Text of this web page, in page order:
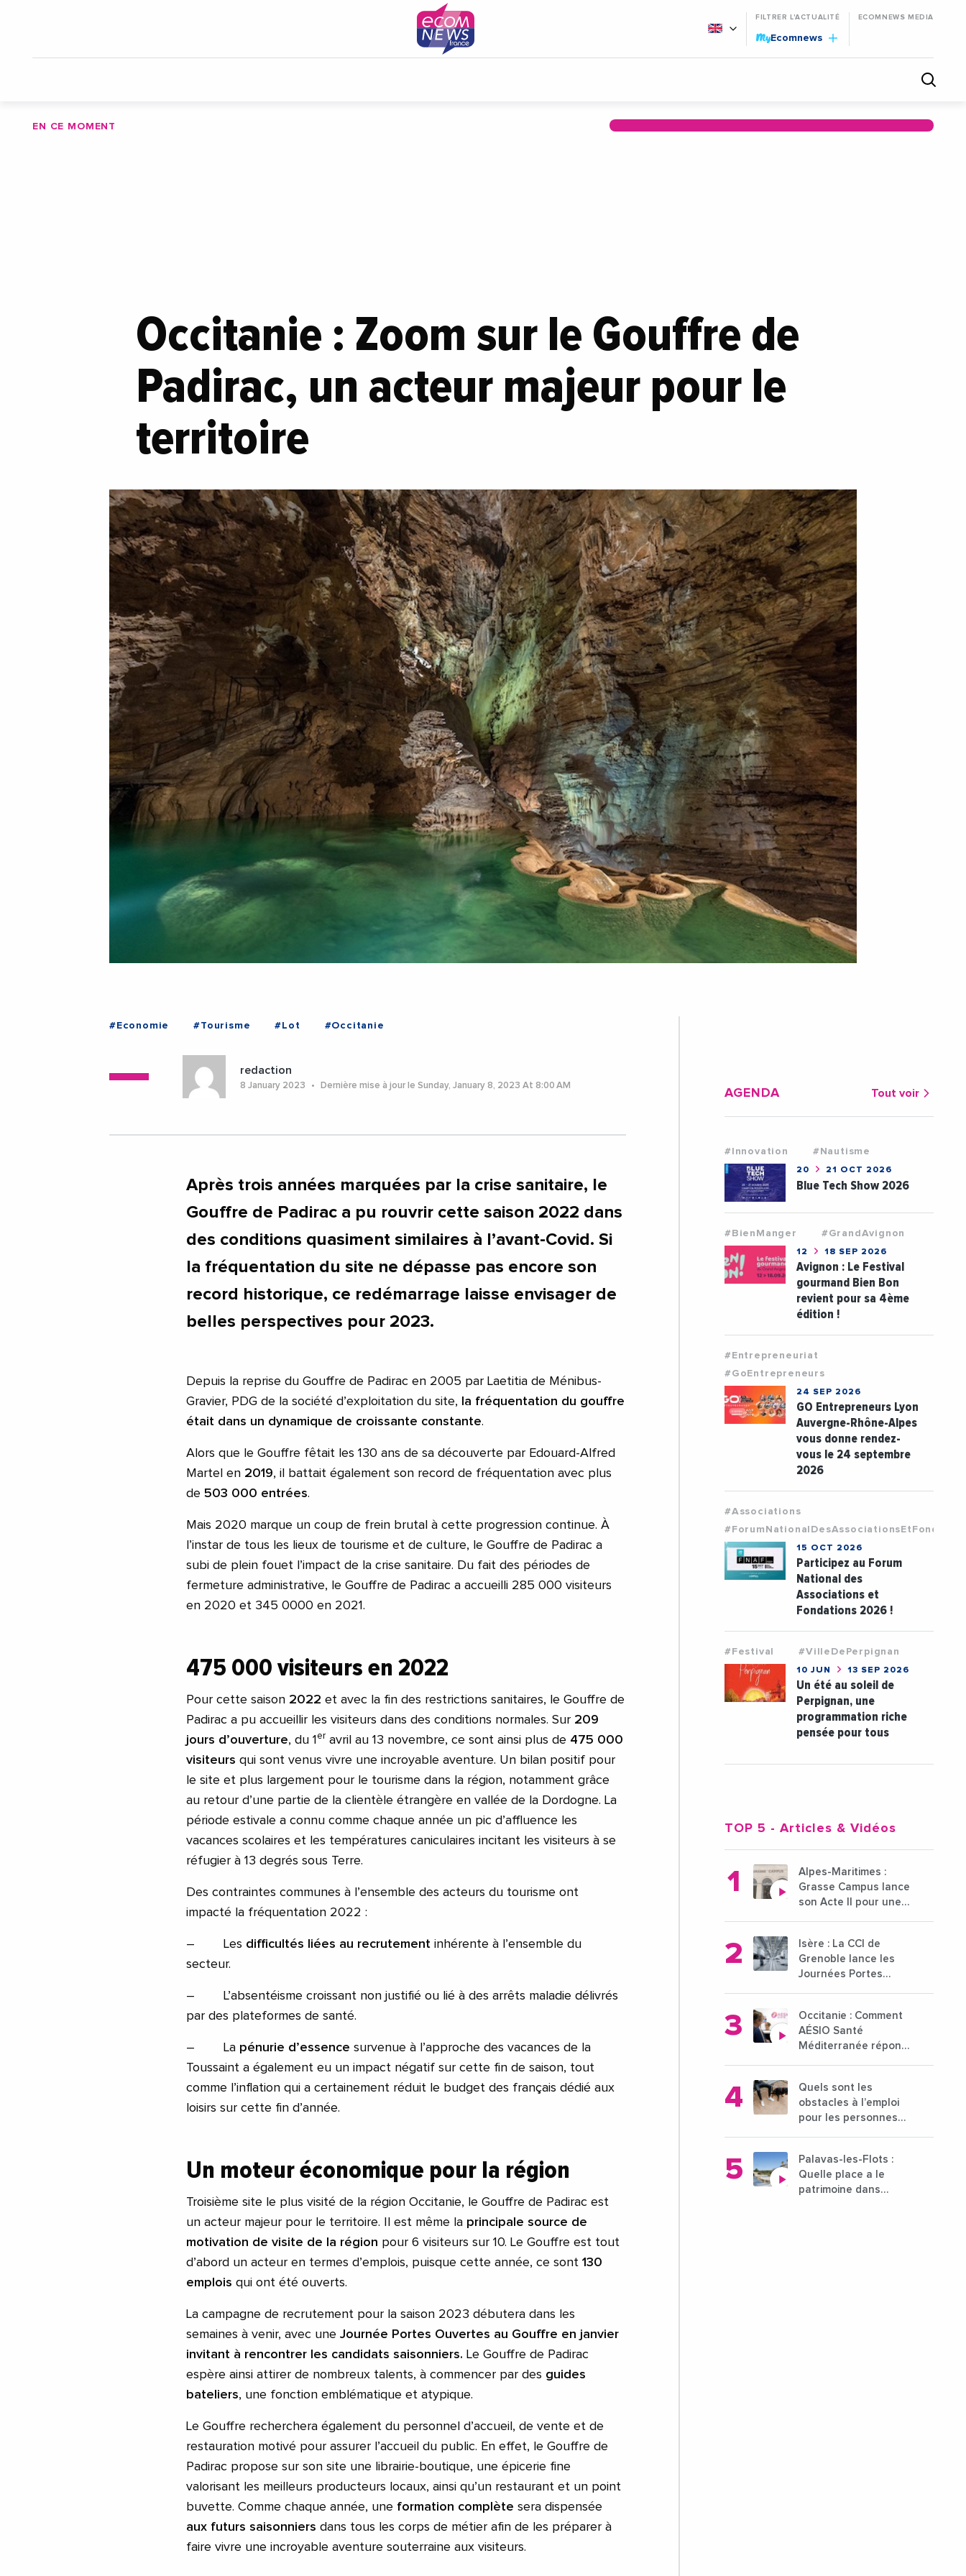
FILTRER L'ACTUALITÉ
MyEcomnews
ECOMNEWS MEDIA
EN CE MOMENT
Occitanie : Zoom sur le Gouffre de
Padirac, un acteur majeur pour le
territoire
#Economie #Tourisme #Lot #Occitanie
redaction
8 January 2023 Dernière mise à jour le Sunday, January 8, 2023 At 8:00 AM
Après trois années marquées par la crise sanitaire, le
Gouffre de Padirac a pu rouvrir cette saison 2022 dans
des conditions quasiment similaires à l’avant-Covid. Si
la fréquentation du site ne dépasse pas encore son
record historique, ce redémarrage laisse envisager de
belles perspectives pour 2023.
Depuis la reprise du Gouffre de Padirac en 2005 par Laetitia de Ménibus-
Gravier, PDG de la société d’exploitation du site,
la fréquentation du gouffre
était dans un dynamique de croissante constante.
Alors que le Gouffre fêtait les 130 ans de sa découverte par Edouard-Alfred
Martel en 2019, il battait également son record de fréquentation avec plus
de 503 000 entrées.
Mais 2020 marque un coup de frein brutal à cette progression continue. À
l’instar de tous les lieux de tourisme et de culture, le Gouffre de Padirac a
subi de plein fouet l’impact de la crise sanitaire. Du fait des périodes de
fermeture administrative, le Gouffre de Padirac a accueilli 285 000 visiteurs
en 2020 et 345 0000 en 2021.
475 000 visiteurs en 2022
Pour cette saison 2022 et avec la fin des restrictions sanitaires, le Gouffre de
Padirac a pu accueillir les visiteurs dans des conditions normales. Sur 209
jours d’ouverture, du 1 er avril au 13 novembre, ce sont ainsi plus de 475 000
visiteurs qui sont venus vivre une incroyable aventure. Un bilan positif pour
le site et plus largement pour le tourisme dans la région, notamment grâce
au retour d’une partie de la clientèle étrangère en vallée de la Dordogne. La
période estivale a connu comme chaque année un pic d’affluence les
vacances scolaires et les températures caniculaires incitant les visiteurs à se
réfugier à 13 degrés sous Terre.
Des contraintes communes à l’ensemble des acteurs du tourisme ont
impacté la fréquentation 2022 :
– Les difficultés liées au recrutement inhérente à l’ensemble du
secteur.
– L’absentéisme croissant non justifié ou lié à des arrêts maladie délivrés
par des plateformes de santé.
– La pénurie d’essence survenue à l’approche des vacances de la
Toussaint a également eu un impact négatif sur cette fin de saison, tout
comme l’inflation qui a certainement réduit le budget des français dédié aux
loisirs sur cette fin d’année.
Un moteur économique pour la région
Troisième site le plus visité de la région Occitanie, le Gouffre de Padirac est
un acteur majeur pour le territoire. Il est même la principale source de
motivation de visite de la région pour 6 visiteurs sur 10. Le Gouffre est tout
d’abord un acteur en termes d’emplois, puisque cette année, ce sont 130
emplois qui ont été ouverts.
La campagne de recrutement pour la saison 2023 débutera dans les
semaines à venir, avec une Journée Portes Ouvertes au Gouffre en janvier
invitant à rencontrer les candidats saisonniers. Le Gouffre de Padirac
espère ainsi attirer de nombreux talents, à commencer par des guides
bateliers, une fonction emblématique et atypique.
Le Gouffre recherchera également du personnel d’accueil, de vente et de
restauration motivé pour assurer l’accueil du public. En effet, le Gouffre de
Padirac propose sur son site une librairie-boutique, une épicerie fine
valorisant les meilleurs producteurs locaux, ainsi qu’un restaurant et un point
buvette. Comme chaque année, une formation complète sera dispensée
aux futurs saisonniers dans tous les corps de métier afin de les préparer à
faire vivre une incroyable aventure souterraine aux visiteurs.
AGENDA Tout voir
#Innovation #Nautisme
20 21 OCT 2026
Blue Tech Show 2026
#BienManger #GrandAvignon
12 18 SEP 2026
Avignon : Le Festival
gourmand Bien Bon
revient pour sa 4ème
édition !
#Entrepreneuriat
#GoEntrepreneurs
24 SEP 2026
GO Entrepreneurs Lyon
Auvergne-Rhône-Alpes
vous donne rendez-
vous le 24 septembre
2026
#Associations
15 OCT 2026
Participez au Forum
National des
Associations et
Fondations 2026 !
#Festival #VilleDePerpignan
10 JUN 13 SEP 2026
Un été au soleil de
Perpignan, une
programmation riche
pensée pour tous
TOP 5 - Articles & Vidéos
Alpes-Maritimes :
Grasse Campus lance
son Acte II pour une
l'enseignement
supérieur
Isère : La CCI de
Grenoble lance les
Journées Portes
21 octobre 2024
Occitanie : Comment
AÉSIO Santé
Méditerranée répond
?
Quels sont les
obstacles à l’emploi
pour les personnes
Palavas-les-Flots :
Quelle place a le
patrimoine dans